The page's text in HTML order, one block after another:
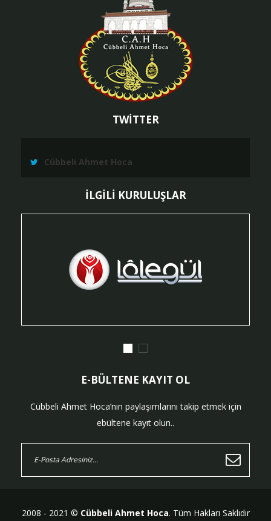
TWİTTER
Cübbeli Ahmet Hoca
İLGİLİ KURULUŞLAR
E-BÜLTENE KAYIT OL
Cübbeli Ahmet Hoca’nın paylaşımlarını takip etmek için
ebültene kayıt olun..
2008 - 2021 © Cübbeli Ahmet Hoca. Tüm Hakları Saklıdır